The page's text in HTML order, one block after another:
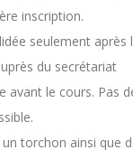
inscription.
seulement
du secrétariat
avant le cours. Pas
torchon ainsi que